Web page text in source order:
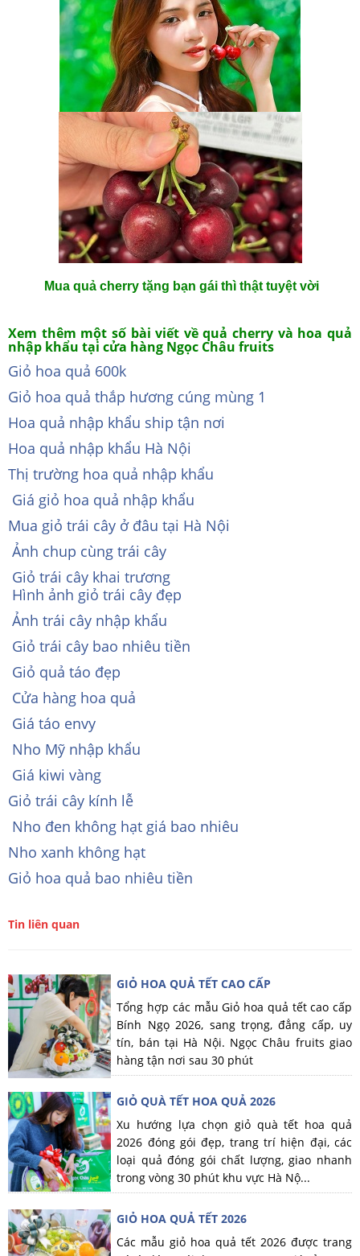
Mua quả cherry tặng bạn gái thì thật tuyệt vời
Xem thêm một số bài viết về quả cherry và hoa quả
nhập khẩu tại cửa hàng Ngọc Châu fruits
Giỏ hoa quả 600k
Giỏ hoa quả thắp hương cúng mùng 1
Hoa quả nhập khẩu ship tận nơi
Hoa quả nhập khẩu Hà Nội
Thị trường hoa quả nhập khẩu
Giá giỏ hoa quả nhập khẩu
Mua giỏ trái cây ở đâu tại Hà Nội
Ảnh chup cùng trái cây
Giỏ trái cây khai trương
Hình ảnh giỏ trái cây đẹp
Ảnh trái cây nhập khẩu
Giỏ trái cây bao nhiêu tiền
Giỏ quả táo đẹp
Cửa hàng hoa quả
Giá táo envy
Nho Mỹ nhập khẩu
Giá kiwi vàng
Giỏ trái cây kính lễ
Nho đen không hạt giá bao nhiêu
Nho xanh không hạt
Giỏ hoa quả bao nhiêu tiền
Tin liên quan
GIỎ HOA QUẢ TẾT CAO CẤP
Tổng hợp các mẫu Giỏ hoa quả tết cao cấp
Bính Ngọ 2026, sang trọng, đẳng cấp, uy
tín, bán tại Hà Nội. Ngọc Châu fruits giao
hàng tận nơi sau 30 phút
GIỎ QUÀ TẾT HOA QUẢ 2026
Xu hướng lựa chọn giỏ quà tết hoa quả
2026 đóng gói đẹp, trang trí hiện đại, các
loại quả đóng gói chất lượng, giao nhanh
trong vòng 30 phút khu vực Hà Nộ...
GIỎ HOA QUẢ TẾT 2026
Các mẫu giỏ hoa quả tết 2026 được trang